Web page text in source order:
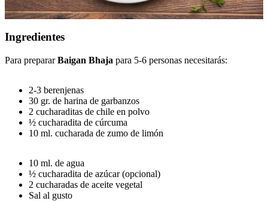
Ingredientes
Para prepararBaigan Bhaja para 5-6 personas necesitarás:
2-3 berenjenas
30 gr. de harina de garbanzos
2 cucharaditas de chile en polvo
½ cucharadita de cúrcuma
10 ml. cucharada de zumo de limón
10 ml. de agua
½ cucharadita de azúcar (opcional)
2 cucharadas de aceite vegetal
Sal al gusto